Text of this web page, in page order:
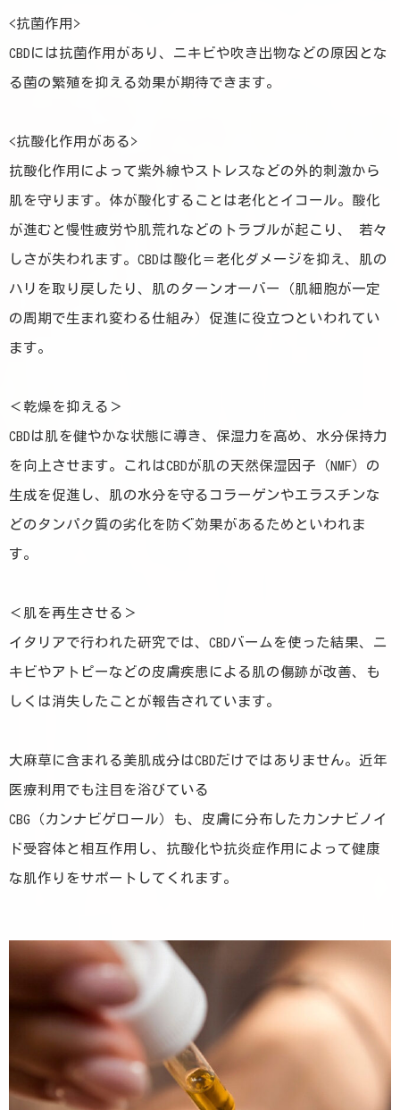
<抗菌作用>
CBDには抗菌作用があり、ニキビや吹き出物などの原因とな
る菌の繁殖を抑える効果が期待できます。
<抗酸化作用がある>
抗酸化作用によって紫外線やストレスなどの外的刺激から
肌を守ります。体が酸化することは老化とイコール。酸化
が進むと慢性疲労や肌荒れなどのトラブルが起こり、 若々
しさが失われます。CBDは酸化＝老化ダメージを抑え、肌の
ハリを取り戻したり、肌のターンオーバー（肌細胞が一定
の周期で生まれ変わる仕組み）促進に役立つといわれてい
ます。
＜乾燥を抑える＞
CBDは肌を健やかな状態に導き、保湿力を高め、水分保持力
を向上させます。これはCBDが肌の天然保湿因子（NMF）の
生成を促進し、肌の水分を守るコラーゲンやエラスチンな
どのタンパク質の劣化を防ぐ効果があるためといわれま
す。
＜肌を再生させる＞
イタリアで行われた研究では、CBDバームを使った結果、ニ
キビやアトピーなどの皮膚疾患による肌の傷跡が改善、も
しくは消失したことが報告されています。
大麻草に含まれる美肌成分はCBDだけではありません。近年
医療利用でも注目を浴びている
CBG（カンナビゲロール）も、皮膚に分布したカンナビノイ
ド受容体と相互作用し、抗酸化や抗炎症作用によって健康
な肌作りをサポートしてくれます。